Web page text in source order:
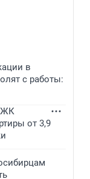
в
с работы:
ЖК
от 3,9